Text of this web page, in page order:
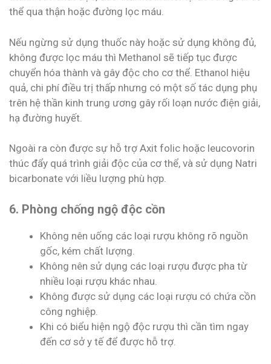
thể qua thận hoặc đường lọc máu.
Nếu ngừng sử dụng thuốc này hoặc sử dụng không đủ,
không được lọc máu thì Methanol sẽ tiếp tục được
chuyển hóa thành và gây độc cho cơ thể. Ethanol hiệu
quả, chi phí điều trị thấp nhưng có một số tác dụng phụ
trên hệ thần kinh trung ương gây rối loạn nước điện giải,
hạ đường huyết.
Ngoài ra còn được sự hỗ trợ Axit folic hoặc leucovorin
thúc đẩy quá trình giải độc của cơ thể, và sử dụng Natri
bicarbonate với liều lượng phù hợp.
6. Phòng chống ngộ độc cồn
Không nên uống các loại rượu không rõ nguồn
gốc, kém chất lượng.
Không nên sử dụng các loại rượu được pha từ
nhiều loại rượu khác nhau.
Không được sử dụng các loại rượu có chứa cồn
công nghiệp.
Khi có biểu hiện ngộ độc rượu thì cần tìm ngay
đến cơ sở y tế để được hỗ trợ.